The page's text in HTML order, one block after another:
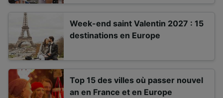
Week-end saint Valentin 2027 : 15
destinations en Europe
Top 15 des villes où passer nouvel
an en France et en Europe